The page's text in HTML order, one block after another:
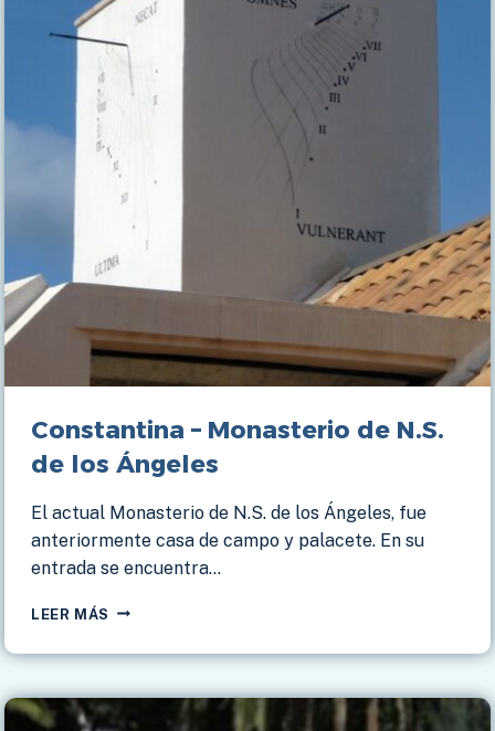
LAS
Constantina – Monasterio de N.S.
de los Ángeles
El actual Monasterio de N.S. de los Ángeles, fue
anteriormente casa de campo y palacete. En su
entrada se encuentra…
LEER MÁS CONSTANTINA
MONASTERIO
N.S.